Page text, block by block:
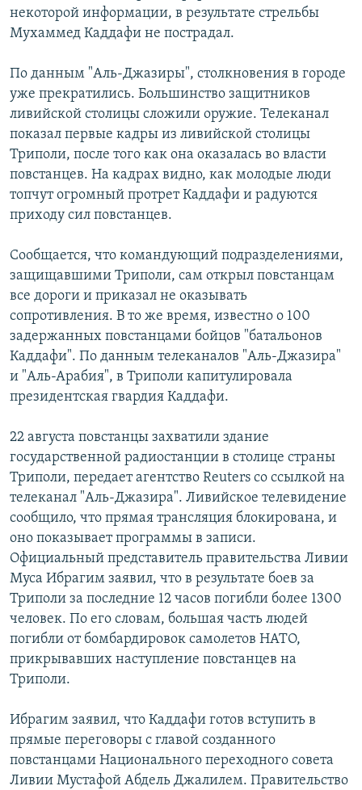
некоторой информации, в результате стрельбы
Мухаммед Каддафи не пострадал.
По данным "Аль-Джазиры", столкновения в городе
уже прекратились. Большинство защитников
ливийской столицы сложили оружие. Телеканал
показал первые кадры из ливийской столицы
Триполи, после того как она оказалась во власти
повстанцев. На кадрах видно, как молодые люди
топчут огромный протрет Каддафи и радуются
приходу сил повстанцев.
Сообщается, что командующий подразделениями,
защищавшими Триполи, сам открыл повстанцам
все дороги и приказал не оказывать
сопротивления. В то же время, известно о 100
задержанных повстанцами бойцов "батальонов
Каддафи". По данным телеканалов "Аль-Джазира"
и "Аль-Арабия", в Триполи капитулировала
президентская гвардия Каддафи.
22 августа повстанцы захватили здание
государственной радиостанции в столице страны
Триполи, передает агентство Reuters со ссылкой на
телеканал "Аль-Джазира". Ливийское телевидение
сообщило, что прямая трансляция блокирована, и
оно показывает программы в записи.
Официальный представитель правительства Ливии
Муса Ибрагим заявил, что в результате боев за
Триполи за последние 12 часов погибли более 1300
человек. По его словам, большая часть людей
погибли от бомбардировок самолетов НАТО,
прикрывавших наступление повстанцев на
Триполи.
Ибрагим заявил, что Каддафи готов вступить в
прямые переговоры с главой созданного
повстанцами Национального переходного совета
Ливии Мустафой Абдель Джалилем. Правительство